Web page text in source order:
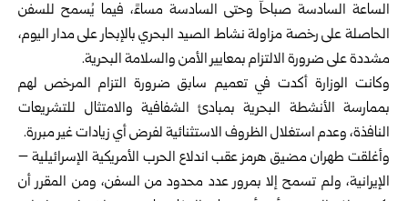
الساعة السادسة صباحاً وحتى السادسة مساءً، فيما يُسمح للسفن
الحاصلة على رخصة مزاولة نشاط الصيد البحري بالإبحار على مدار اليوم،
مشددة على ضرورة الالتزام بمعايير الأمن والسلامة البحرية.
وكانت الوزارة أكدت في تعميم سابق ضرورة التزام المرخص لهم
بممارسة الأنشطة البحرية بمبادئ الشفافية والامتثال للتشريعات
النافذة، وعدم استغلال الظروف الاستثنائية لفرض أي زيادات غير مبررة.
وأغلقت طهران مضيق هرمز عقب اندلاع الحرب الأمريكية الإسرائيلية –
الإيرانية، ولم تسمح إلا بمرور عدد محدود من السفن، ومن المقرر أن